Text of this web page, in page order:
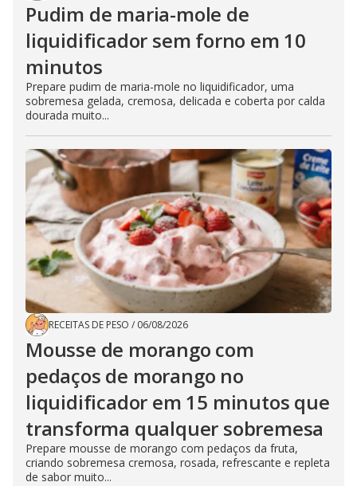
Pudim de maria-mole de
liquidificador sem forno em 10
minutos
Prepare pudim de maria-mole no liquidificador, uma
sobremesa gelada, cremosa, delicada e coberta por calda
dourada muito...
RECEITAS DE PESO / 06/08/2026
Mousse de morango com
pedaços de morango no
liquidificador em 15 minutos que
transforma qualquer sobremesa
Prepare mousse de morango com pedaços da fruta,
criando sobremesa cremosa, rosada, refrescante e repleta
de sabor muito...